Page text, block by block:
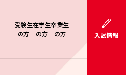
受験生
の方
在学生
の方
卒業生
の方
入試情報